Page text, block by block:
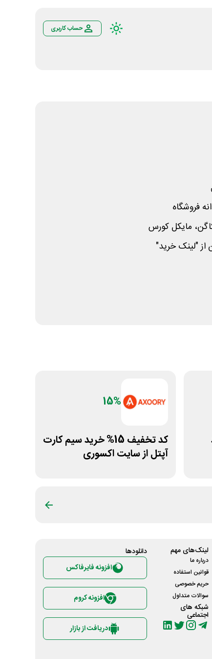
حساب کاربری
فروشگاه
مایکل کورس
از "لینک خرید"
15%
کد تخفیف 15% خرید سیم کارت
آپتل از سایت اکسوری
لینک‌های مهم
درباره ما
قوانین استفاده
حریم خصوصی
سوالات متداول
شبکه های
اجتماعی
دانلود‌ها
افزونه فایرفاکس
افزونه کروم
دریافت از بازار